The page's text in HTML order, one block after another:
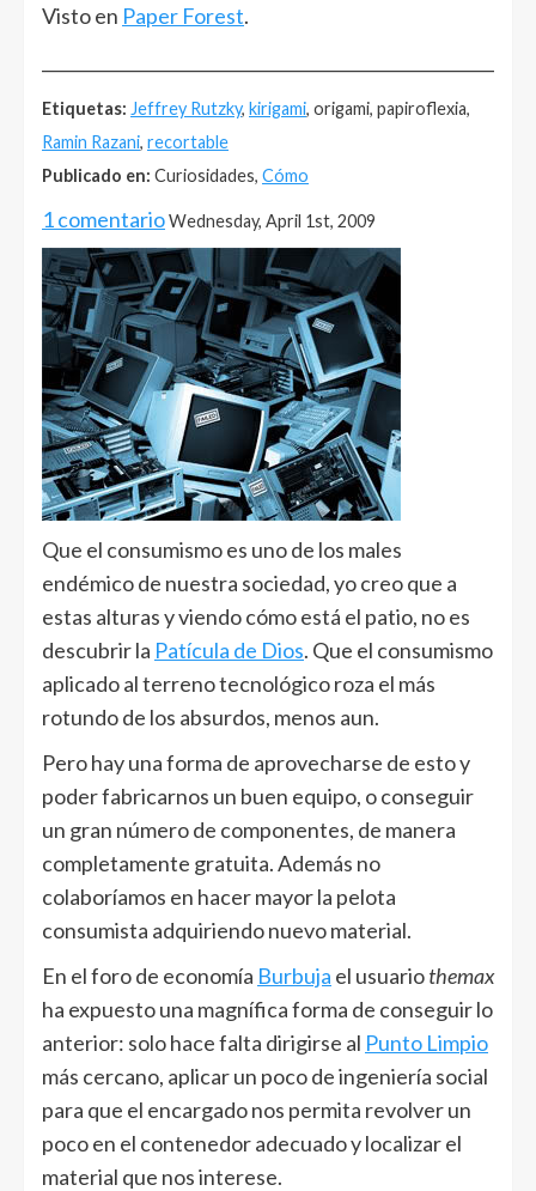
Visto en Paper Forest.
Etiquetas: Jeffrey Rutzky, kirigami, origami, papiroflexia,
Ramin Razani, recortable
Publicado en: Curiosidades, Cómo
1 comentarioWednesday, April 1st, 2009
Que el consumismo es uno de los males
endémico de nuestra sociedad, yo creo que a
estas alturas y viendo cómo está el patio, no es
descubrir la Patícula de Dios. Que el consumismo
aplicado al terreno tecnológico roza el más
rotundo de los absurdos, menos aun.
Pero hay una forma de aprovecharse de esto y
poder fabricarnos un buen equipo, o conseguir
un gran número de componentes, de manera
completamente gratuita. Además no
colaboríamos en hacer mayor la pelota
consumista adquiriendo nuevo material.
En el foro de economía Burbuja el usuariothemax
ha expuesto una magnífica forma de conseguir lo
anterior: solo hace falta dirigirse al Punto Limpio
más cercano, aplicar un poco de ingeniería social
para que el encargado nos permita revolver un
poco en el contenedor adecuado y localizar el
material que nos interese.